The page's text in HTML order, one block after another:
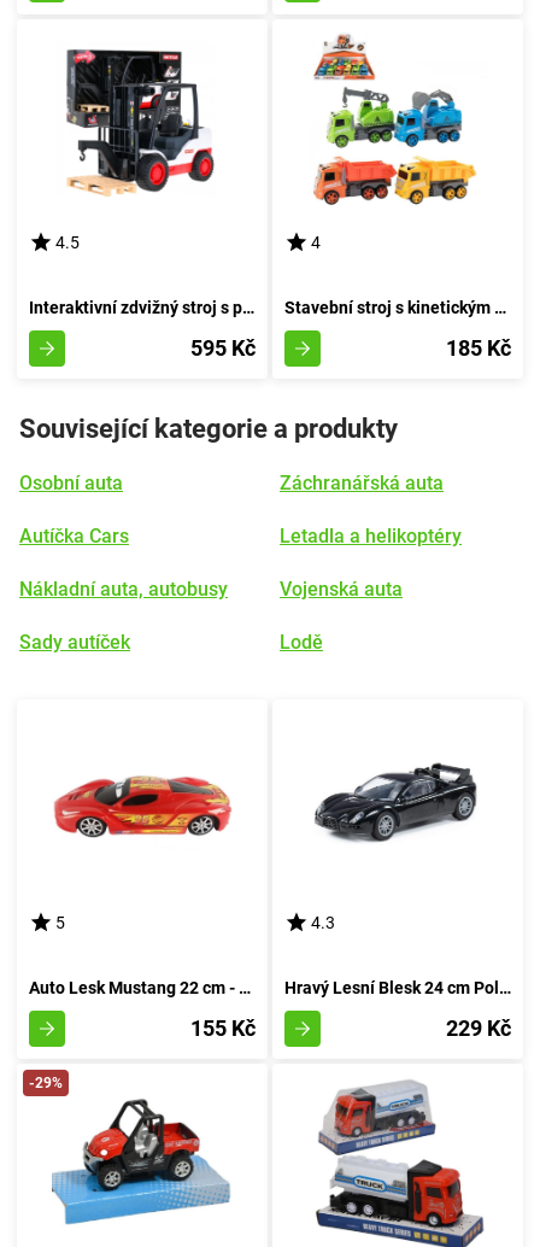
4.5
Interaktivní zdvižný stroj s pohyblivými rameny
595 Kč
4
Stavební stroj s kinetickým pohonem 12 cm - bagr
185 Kč
Související kategorie a produkty
Osobní auta
Autíčka Cars
Nákladní auta, autobusy
Sady autíček
Záchranářská auta
Letadla a helikoptéry
Vojenská auta
Lodě
5
Auto Lesk Mustang 22 cm - rudá
155 Kč
4.3
Hravý Lesní Blesk 24 cm Polesie - rudá
229 Kč
-29%